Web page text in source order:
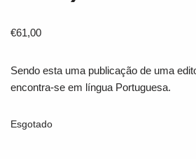
€61,00
Sendo esta uma publicação de uma
encontra-se em língua Portuguesa.
Esgotado